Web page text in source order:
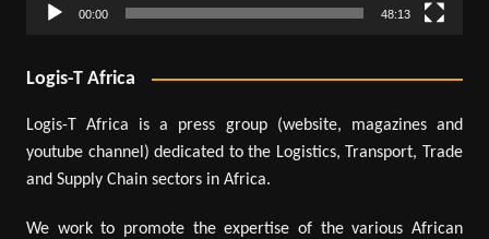
00:00 48:13
Logis-T Africa
Logis-T Africa is a press group (website, magazines and
youtube channel) dedicated to the Logistics, Transport, Trade
and Supply Chain sectors in Africa.
We work to promote the expertise of the various African